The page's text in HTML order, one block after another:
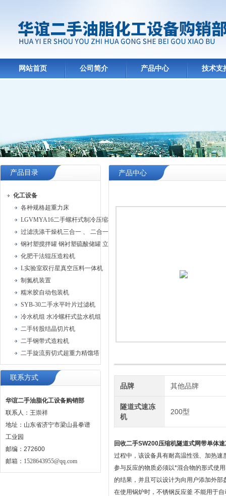
网站首页 公司简介 产品中心 技术支
产品目录
化工设备
各种规格超重力床
LGVMYA16二手螺杆式制冷压缩机组
过滤洗涤干燥机三合一 、 二合一过滤洗涤机
钢衬塑搅拌罐 钢衬塑硫酸储罐 立式钢衬塑储罐
化肥干法辊压造粒机
L实验室双行星真空压料一体机
制氮机装置
糯米胶自动包装机
SYB-30二手水平叶片过滤机
冷水机组 水冷螺杆式盐水机组
二手转股结晶切片机
二手钢带式造粒机
二手旋流剪切式超重力精馏塔
联系方式
华谊二手油脂化工设备购销部
联系人：王崇祥
地址：山东省济宁市梁山县拳谱
工业园
邮编：272600
邮箱： 1528643955@qq.com
产品中心
品牌 其他品牌
隧道式速冻
机
200型
回收二手SW200压缩机隧道式网带单体
过程中，该设备具有耐高温性强、加热
参与反应的物质必须以*混合物的形式使
的结果，并且可以设计为向用户添加外部
在使用锅炉时，不锈钢反应釜 不能用于